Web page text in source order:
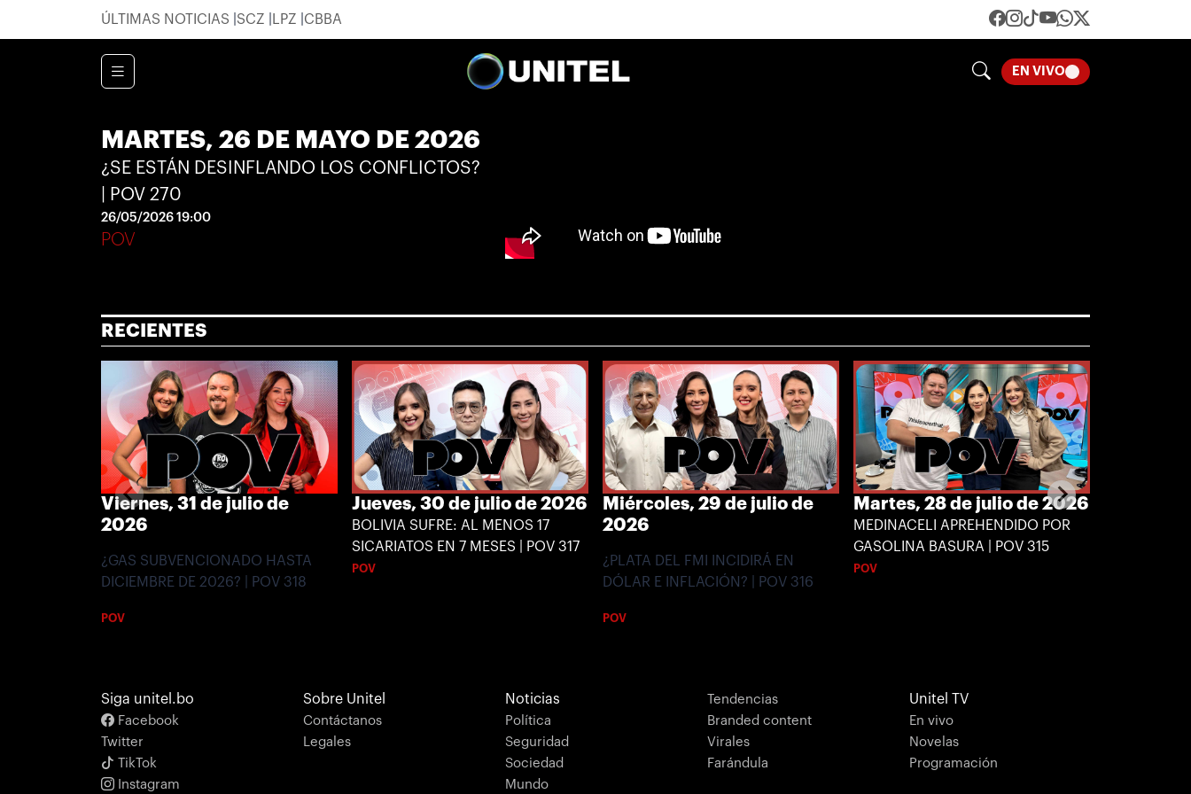
ÚLTIMAS NOTICIAS SCZ LPZ CBBA
EN VIVO
LOADING...
MARTES, 26 DE MAYO DE 2026
¿SE ESTÁN DESINFLANDO LOS CONFLICTOS?
| POV 270
26/05/2026 19:00
POV
RECIENTES
Viernes, 31 de julio de
2026
¿GAS SUBVENCIONADO HASTA
DICIEMBRE DE 2026? | POV 318
POV
Jueves, 30 de julio de 2026
BOLIVIA SUFRE: AL MENOS 17
SICARIATOS EN 7 MESES | POV 317
POV
Miércoles, 29 de julio de
2026
¿PLATA DEL FMI INCIDIRÁ EN
DÓLAR E INFLACIÓN? | POV 316
POV
Martes, 28 de julio de 2026
MEDINACELI APREHENDIDO POR
GASOLINA BASURA | POV 315
POV
Siga unitel.bo
Facebook
Twitter
TikTok
Instagram
Sobre Unitel
Contáctanos
Legales
Noticias
Política
Seguridad
Sociedad
Mundo
Tendencias
Branded content
Virales
Farándula
Unitel TV
En vivo
Novelas
Programación